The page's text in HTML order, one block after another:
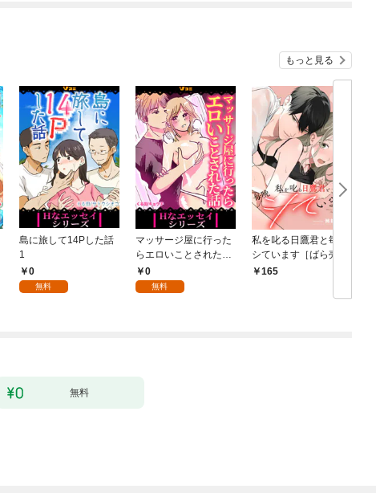
もっと見る
島に旅して14Pした話
1
0
無料
マッサージ屋に行った
らエロいことされた話
1 0
無料
私を叱る日鷹君と毎晩
シています［ばら売
り］ 第1話
165
無料